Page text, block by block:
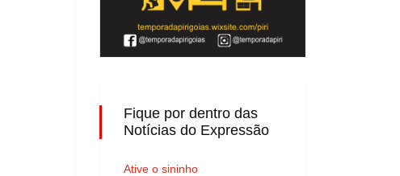
Fique por dentro das
Notícias do Expressão
Ative o sininho